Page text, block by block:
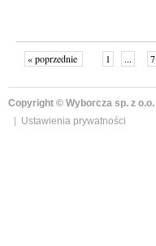
« poprzednie 1 ... 7
Copyright © Wyborcza sp. z o.o.
Ustawienia prywatności